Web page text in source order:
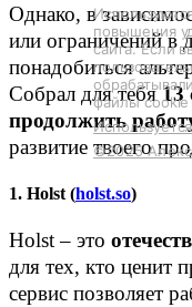
Однако, в
или ограничений в
понадобиться
Собрал для тебя13
продолжить
развитие твоего
1. Holst (holst.so)
Holst – это
для тех, кто ценит
сервис позволяет
повышения
сайта. Если
файлы cookie
©2025